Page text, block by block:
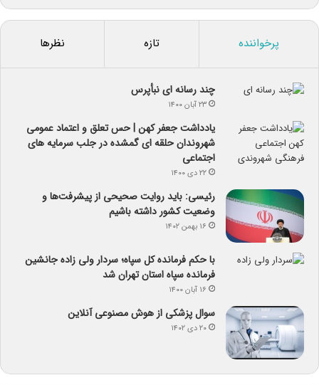
پرخواننده تازه نظرها
چند رسانه ای نبأپرس
۲۳ آبان ۱۴۰۰
یادداشت جعفر کهن | حس تعلق و اعتماد عمومی
شهروندان حلقه ای گمشده در جلب سرمایه های
اجتماعی
۲۲ دی ۱۴۰۰
رئیسی: باید روایت صحیحی از پیشرفت‌ها و
وضعیت کشور داشته باشیم
۱۶ بهمن ۱۴۰۲
با حکم فرمانده کل سپاه؛ سردار ولی زاده جانشین
فرمانده سپاه استان تهران شد
۱۶ آبان ۱۴۰۰
سوال پزشکی از هوش مصنوعی آنلاین
۲۰ دی ۱۴۰۲